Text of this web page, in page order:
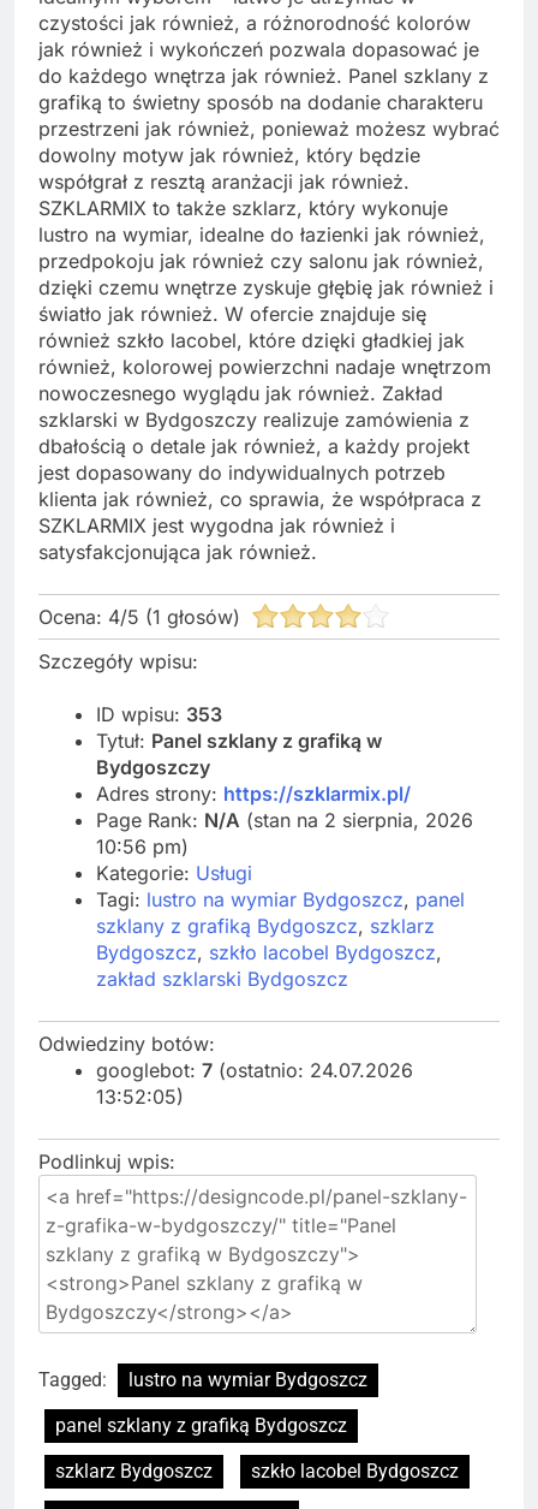
czystości jak również, a różnorodność kolorów
jak również i wykończeń pozwala dopasować je
do każdego wnętrza jak również. Panel szklany z
grafiką to świetny sposób na dodanie charakteru
przestrzeni jak również, ponieważ możesz wybrać
dowolny motyw jak również, który będzie
współgrał z resztą aranżacji jak również.
SZKLARMIX to także szklarz, który wykonuje
lustro na wymiar, idealne do łazienki jak również,
przedpokoju jak również czy salonu jak również,
dzięki czemu wnętrze zyskuje głębię jak również i
światło jak również. W ofercie znajduje się
również szkło lacobel, które dzięki gładkiej jak
również, kolorowej powierzchni nadaje wnętrzom
nowoczesnego wyglądu jak również. Zakład
szklarski w Bydgoszczy realizuje zamówienia z
dbałością o detale jak również, a każdy projekt
jest dopasowany do indywidualnych potrzeb
klienta jak również, co sprawia, że współpraca z
SZKLARMIX jest wygodna jak również i
satysfakcjonująca jak również.
Ocena: 4/5 (1 głosów)
Szczegóły wpisu:
ID wpisu: 353
Tytuł: Panel szklany z grafiką w
Bydgoszczy
Adres strony: https://szklarmix.pl/
Page Rank: N/A (stan na 2 sierpnia, 2026
10:56 pm)
Kategorie: Usługi
Tagi: lustro na wymiar Bydgoszcz, panel
szklany z grafiką Bydgoszcz, szklarz
Bydgoszcz, szkło lacobel Bydgoszcz,
zakład szklarski Bydgoszcz
Odwiedziny botów:
googlebot: 7 (ostatnio: 24.07.2026
13:52:05)
Podlinkuj wpis:
Tagged:
lustro na wymiar Bydgoszcz
panel szklany z grafiką Bydgoszcz
szklarz Bydgoszcz
szkło lacobel Bydgoszcz